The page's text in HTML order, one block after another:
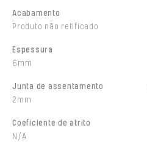
Acabamento
Produto não retificado
Espessura
6mm
Junta de assentamento
2mm
Coeficiente de atrito
N/A